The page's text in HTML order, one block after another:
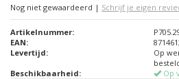
Nog niet gewaardeerd | Schrijf je eigen
Artikelnummer:
EAN:
Levertijd:
Op
Beschikbaarheid:
Op